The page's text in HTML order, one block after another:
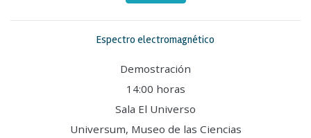
Espectro electromagnético
Demostración
14:00 horas
Sala El Universo
Universum, Museo de las Ciencias